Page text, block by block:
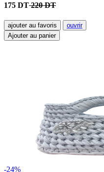
175 DT220 DT
ajouter au favoris
ouvrir
Ajouter au panier
-24%